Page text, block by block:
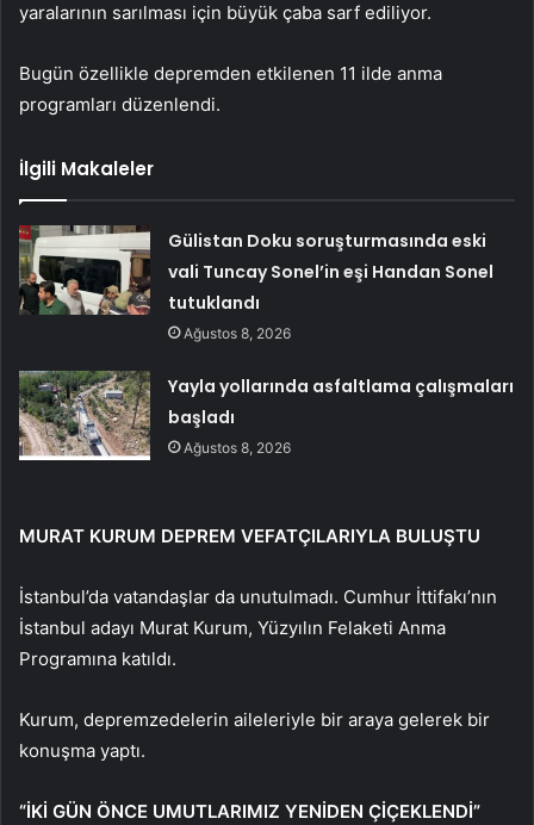
yaralarının sarılması için büyük çaba sarf ediliyor.
Bugün özellikle depremden etkilenen 11 ilde anma
programları düzenlendi.
İlgili Makaleler
Gülistan Doku soruşturmasında eski
vali Tuncay Sonel’in eşi Handan Sonel
tutuklandı
Ağustos 8, 2026
Yayla yollarında asfaltlama çalışmaları
başladı
Ağustos 8, 2026
MURAT KURUM DEPREM VEFATÇILARIYLA BULUŞTU
İstanbul’da vatandaşlar da unutulmadı. Cumhur İttifakı’nın
İstanbul adayı Murat Kurum, Yüzyılın Felaketi Anma
Programına katıldı.
Kurum, depremzedelerin aileleriyle bir araya gelerek bir
konuşma yaptı.
“İKİ GÜN ÖNCE UMUTLARIMIZ YENİDEN ÇİÇEKLENDİ”